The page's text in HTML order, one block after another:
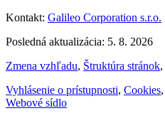
Kontakt: Galileo Corporation s.r.o.
Posledná aktualizácia: 5. 8. 2026
Zmena vzhľadu, Štruktúra stránok,
Vyhlásenie o prístupnosti, Cookies,
Webové sídlo